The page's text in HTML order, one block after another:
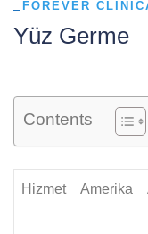
FOREVER
Yüz Germe
Contents
Hizmet Amerika